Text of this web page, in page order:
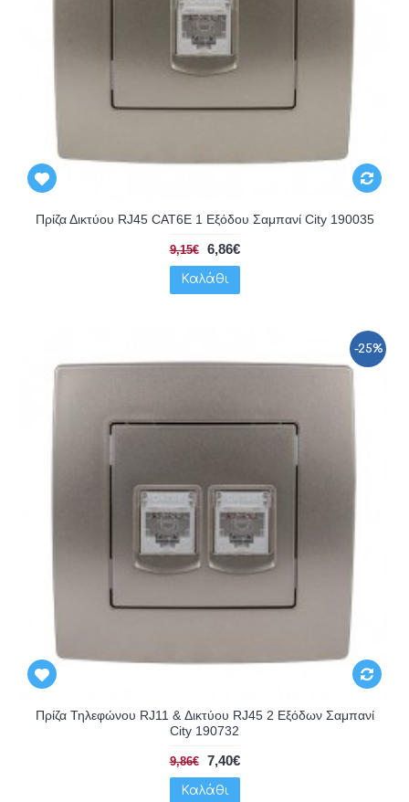
Πρίζα Δικτύου RJ45 CAT6E 1 Εξόδου Σαμπανί City 190035
9,15€ 6,86€
Καλάθι
-25%
Πρίζα Τηλεφώνου RJ11 & Δικτύου RJ45 2 Εξόδων Σαμπανί
City 190732
9,86€ 7,40€
Καλάθι